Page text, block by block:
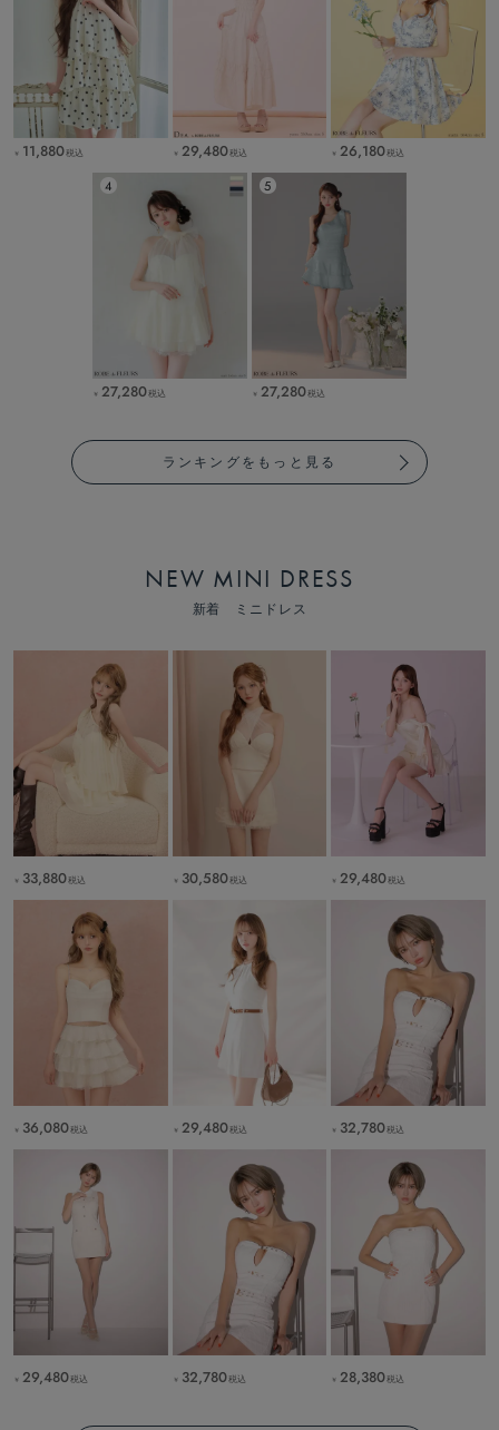
￥ 11,880税込 ￥ 29,480税込 ￥ 26,180税込
￥ 27,280税込 ￥ 27,280税込
ランキングをもっと見る
NEW MINI DRESS
新着 ミニドレス
￥ 33,880税込 ￥ 30,580税込 ￥ 29,480税込
￥ 36,080税込 ￥ 29,480税込 ￥ 32,780税込
￥ 29,480税込 ￥ 32,780税込 ￥ 28,380税込